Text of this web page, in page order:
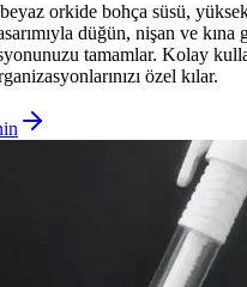
orkide bohça süsü,
düğün, nişan ve kına
tamamlar. Kolay
özel kılar.